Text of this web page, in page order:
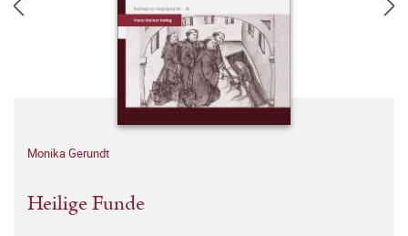
Monika Gerundt
Heilige Funde